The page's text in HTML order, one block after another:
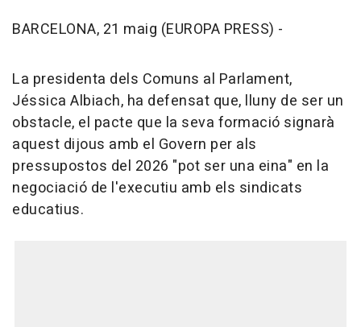
BARCELONA, 21 maig (EUROPA PRESS) -
La presidenta dels Comuns al Parlament,
Jéssica Albiach, ha defensat que, lluny de ser un
obstacle, el pacte que la seva formació signarà
aquest dijous amb el Govern per als
pressupostos del 2026 "pot ser una eina" en la
negociació de l'executiu amb els sindicats
educatius.